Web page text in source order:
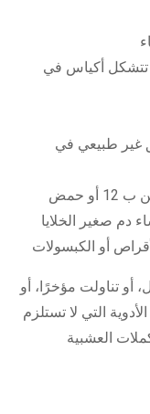
أكياس في
غير طبيعي في
إذا كان لديك نقص متزامن في فيتامين ب 12 أو حمض
دم صغير الخلايا
أو الكبسولات
أو تناولت مؤخرًا، أو
التي لا تستلزم
العشبية